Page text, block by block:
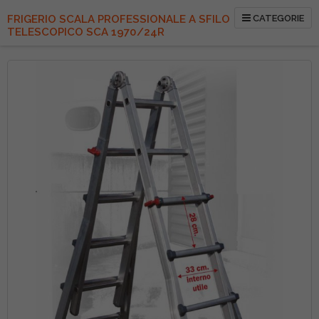
FRIGERIO SCALA PROFESSIONALE A SFILO
TELESCOPICO SCA 1970/24R
CATEGORIE